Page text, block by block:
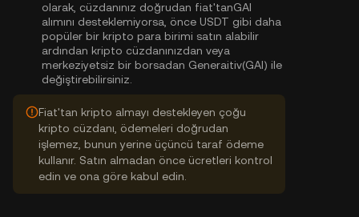
olarak, cüzdanınız doğrudan fiat'tanGAI
alımını desteklemiyorsa, önce USDT gibi daha
popüler bir kripto para birimi satın alabilir
ardından kripto cüzdanınızdan veya
merkeziyetsiz bir borsadan Generaitiv(GAI) ile
değiştirebilirsiniz.
Fiat'tan kripto almayı destekleyen çoğu
kripto cüzdanı, ödemeleri doğrudan
işlemez, bunun yerine üçüncü taraf ödeme
kullanır. Satın almadan önce ücretleri kontrol
edin ve ona göre kabul edin.